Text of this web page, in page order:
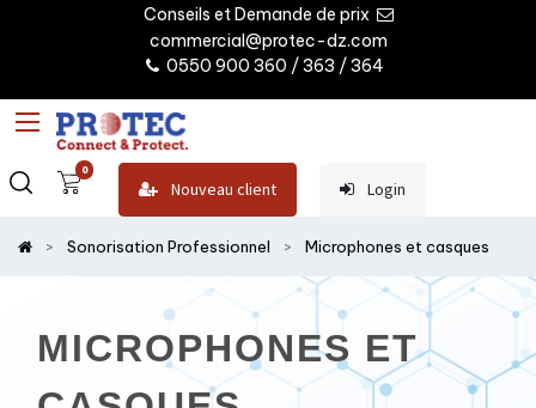
Conseils et Demande de prix
commercial@protec-dz.com
0550 900 360 / 363 / 364
0
Nouveau client Login
Sonorisation Professionnel Microphones et casques
MICROPHONES ET